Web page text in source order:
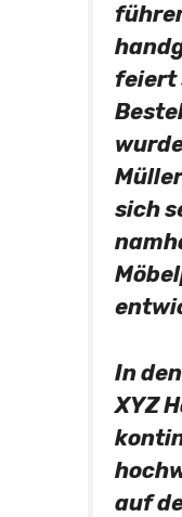
feiert
sich
In
XYZ
auf